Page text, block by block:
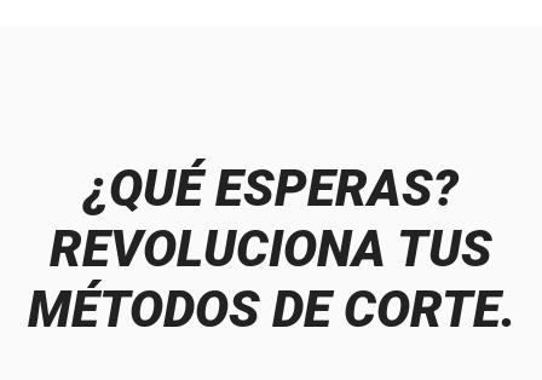
¿QUÉ ESPERAS?
REVOLUCIONA TUS
MÉTODOS DE CORTE.